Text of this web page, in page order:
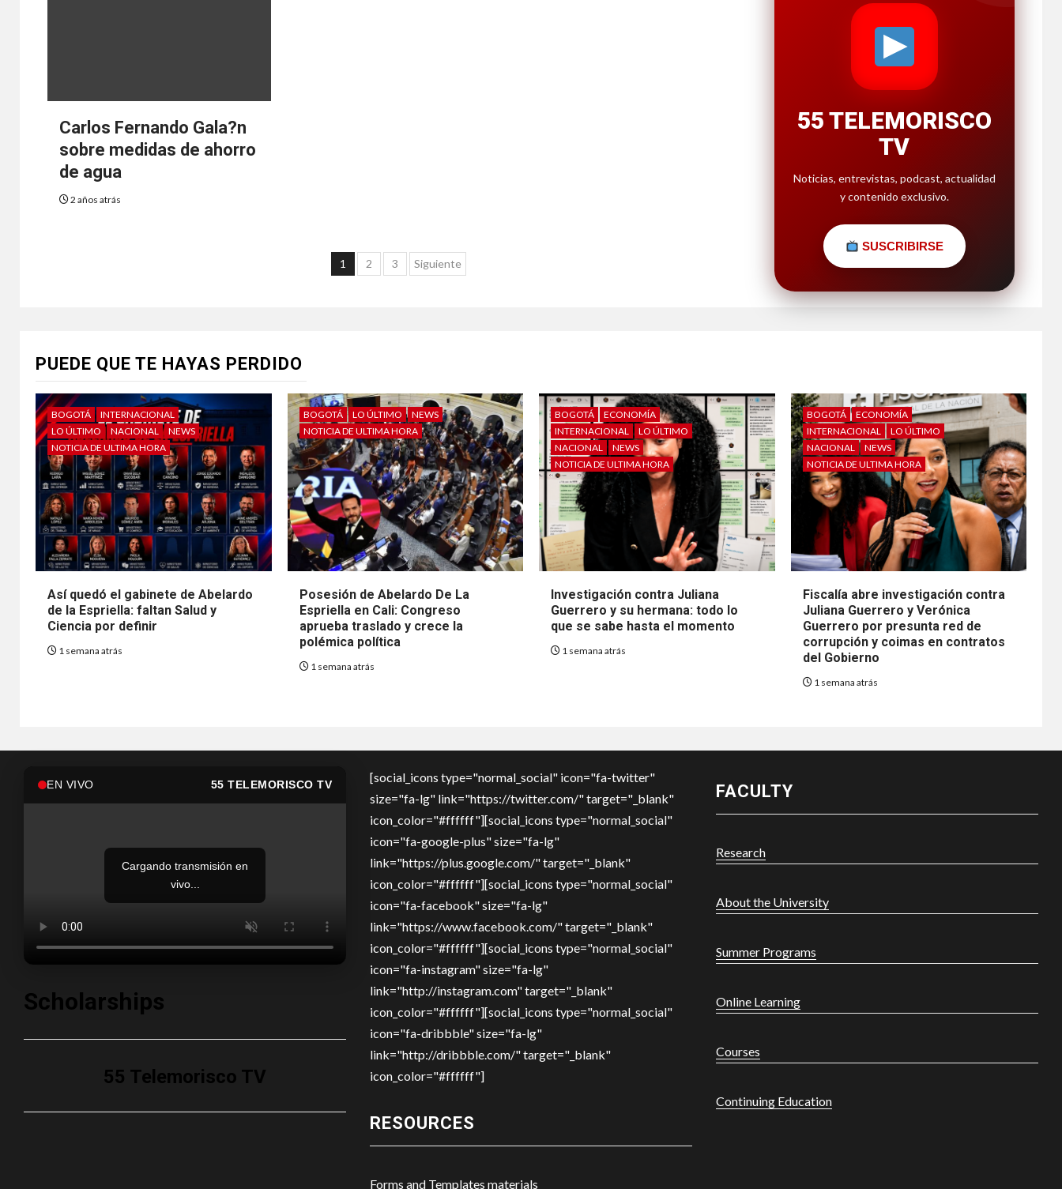
Carlos Fernando Gala?n
sobre medidas de ahorro
de agua
2 años atrás
1 2 3 Siguiente
55 TELEMORISCO
TV
Noticias, entrevistas, podcast, actualidad
y contenido exclusivo.
SUSCRIBIRSE
PUEDE QUE TE HAYAS PERDIDO
BOGOTÁ
INTERNACIONAL
LO ÚLTIMO
NACIONAL
NEWS
NOTICIA DE ULTIMA HORA
Así quedó el gabinete de Abelardo
de la Espriella: faltan Salud y
Ciencia por definir
1 semana atrás
BOGOTÁ LO ÚLTIMO
NEWS
NOTICIA DE ULTIMA HORA
Posesión de Abelardo De La
Espriella en Cali: Congreso
aprueba traslado y crece la
polémica política
1 semana atrás
BOGOTÁ
ECONOMÍA
INTERNACIONAL
LO ÚLTIMO
NACIONAL
NEWS
NOTICIA DE ULTIMA HORA
Investigación contra Juliana
Guerrero y su hermana: todo lo
que se sabe hasta el momento
1 semana atrás
BOGOTÁ
ECONOMÍA
INTERNACIONAL
LO ÚLTIMO
NACIONAL
NEWS
NOTICIA DE ULTIMA HORA
Fiscalía abre investigación contra
Juliana Guerrero y Verónica
Guerrero por presunta red de
corrupción y coimas en contratos
del Gobierno
1 semana atrás
EN VIVO 55 TELEMORISCO TV
Cargando transmisión en
vivo...
Scholarships
55 Telemorisco TV
[social_icons type="normal_social" icon="fa-twitter"
size="fa-lg" link="https://twitter.com/" target="_blank"
icon_color="#ffffff"][social_icons type="normal_social"
icon="fa-google-plus" size="fa-lg"
link="https://plus.google.com/" target="_blank"
icon_color="#ffffff"][social_icons type="normal_social"
icon="fa-facebook" size="fa-lg"
link="https://www.facebook.com/" target="_blank"
icon_color="#ffffff"][social_icons type="normal_social"
icon="fa-instagram" size="fa-lg"
link="http://instagram.com" target="_blank"
icon_color="#ffffff"][social_icons type="normal_social"
icon="fa-dribbble" size="fa-lg"
link="http://dribbble.com/" target="_blank"
icon_color="#ffffff"]
RESOURCES
Forms and Templates materials
FACULTY
Research
About the University
Summer Programs
Online Learning
Courses
Continuing Education